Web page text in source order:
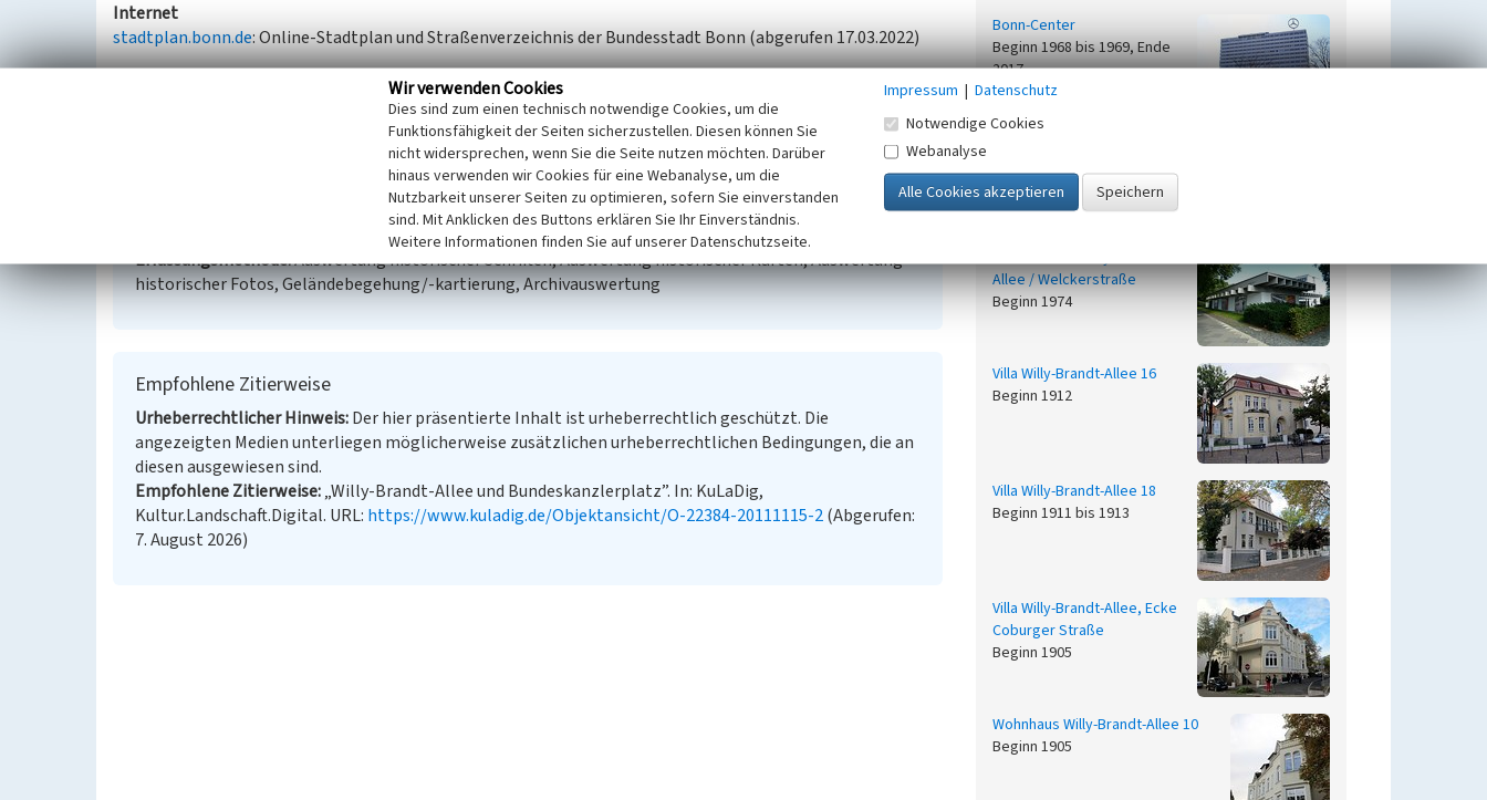
Internet
stadtplan.bonn.de: Online-Stadtplan und Straßenverzeichnis der Bundesstadt Bonn (abgerufen 17.03.2022)
Willy-Brandt-Allee und Bundeskanzlerplatz
Platz (Städtebau) Innerortsstraße
Willy-Brandt-Allee / Bundeskanzlerplatz
i.d.R. 1:5.000 (größer als 1:20.000)
Erfassungsmethode Auswertung historischer Schriften, Auswertung historischer Karten, Auswertung
historischer Fotos, Geländebegehung/-kartierung, Archivauswertung
Empfohlene Zitierweise
Urheberrechtlicher Hinweis Der hier präsentierte Inhalt ist urheberrechtlich geschützt. Die
angezeigten Medien unterliegen möglicherweise zusätzlichen urheberrechtlichen Bedingungen, die an
diesen ausgewiesen sind.
Empfohlene Zitierweise „Willy-Brandt-Allee und Bundeskanzlerplatz”. In: KuLaDig,
Kultur.Landschaft.Digital. URL: https://www.kuladig.de/Objektansicht/O-22384-20111115-2(Abgerufen:
7. August 2026)
Bonn-Center
Beginn 1968 bis 1969, Ende
2017
Haus der Geschichte der
und U-Bahnstation
Heussallee/Museumsmeile
Pavillon Ecke Willy-Brandt-
Allee / Welckerstraße
Beginn 1974
Villa Willy-Brandt-Allee 16
Beginn 1912
Villa Willy-Brandt-Allee 18
Beginn 1911 bis 1913
Villa Willy-Brandt-Allee, Ecke
Coburger Straße
Beginn 1905
Wohnhaus Willy-Brandt-Allee 10
Beginn 1905
Wir verwenden Cookies
Dies sind zum einen technisch notwendige Cookies, um die
Funktionsfähigkeit der Seiten sicherzustellen. Diesen können Sie
nicht widersprechen, wenn Sie die Seite nutzen möchten. Darüber
hinaus verwenden wir Cookies für eine Webanalyse, um die
Nutzbarkeit unserer Seiten zu optimieren, sofern Sie einverstanden
sind. Mit Anklicken des Buttons erklären Sie Ihr Einverständnis.
Weitere Informationen finden Sie auf unserer Datenschutzseite.
Impressum | Datenschutz
Notwendige Cookies
Webanalyse